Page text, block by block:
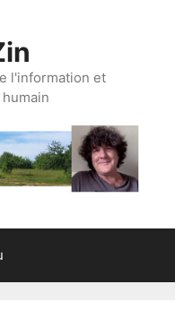
l'information et